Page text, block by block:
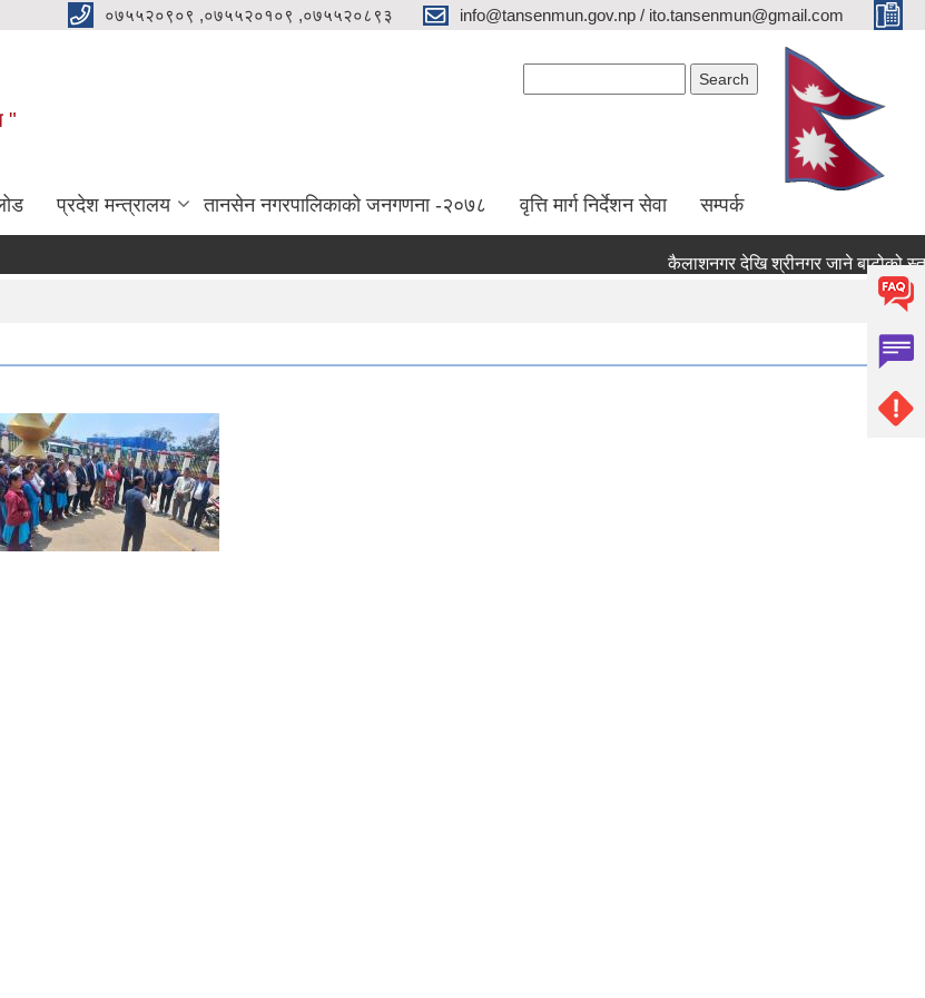
०७५५२०९०९ ,०७५५२०१०९ ,०७५५२०८९३ info@tansenmun.gov.np / ito.tansenmun@gmail.com
"
प्रदेश मन्त्रालय तानसेन नगरपालिकाको जनगणना -२०७८ वृत्ति मार्ग निर्देशन सेवा सम्पर्क